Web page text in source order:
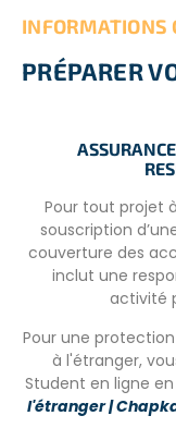
INFORMATIONS
3 repas par jour,
dîner. Les repas
intolérants au
PRÉPARER
Pour tout projet
souscription
couverture des
inclut une
activité
Pour une
à l'étranger,
Student en ligne
l'étranger |